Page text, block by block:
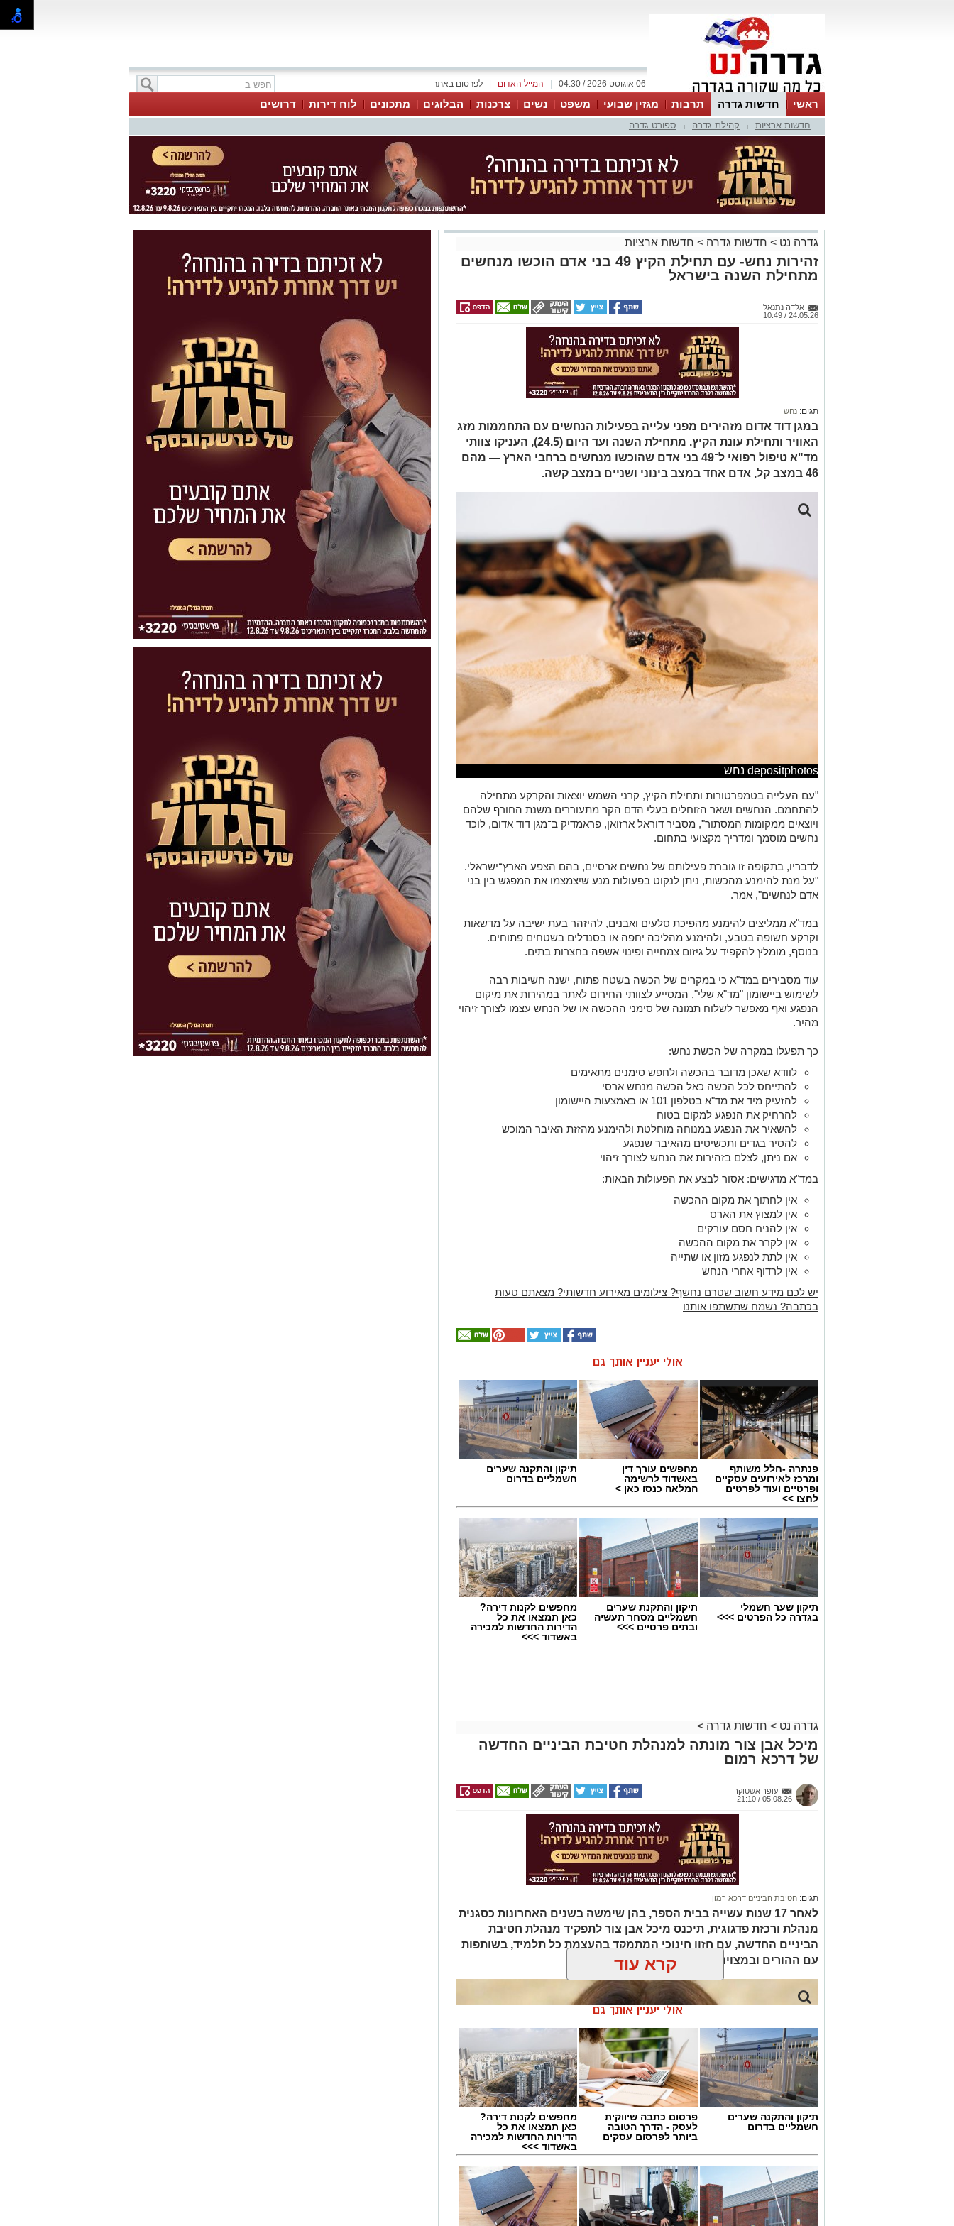
לפרסום באתר המייל האדום 06 אוגוסט 2026 / 04:30
ראשי חדשות גדרה תרבות מגזין שבועי משפט נשים צרכנות הבלוגים מתכונים לוח דירות דרושים
חדשות ארציות קהילת גדרה ספורט גדרה
גדרה נט > חדשות גדרה > חדשות ארציות
זהירות נחש- עם תחילת הקיץ 49 בני אדם הוכשו מנחשים
מתחילת השנה בישראל
אלדה נתנאל
24.05.26 / 10:49
תגים: נחש
במגן דוד אדום מזהירים מפני עלייה בפעילות הנחשים עם התחממות מזג
האוויר ותחילת עונת הקיץ. מתחילת השנה ועד היום (24.5), העניקו צוותי
מד"א טיפול רפואי ל־49 בני אדם שהוכשו מנחשים ברחבי הארץ — מהם
46 במצב קל, אדם אחד במצב בינוני ושניים במצב קשה.
depositphotos נחש
"עם העלייה בטמפרטורות ותחילת הקיץ, קרני השמש יוצאות והקרקע מתחילה
להתחמם. הנחשים ושאר הזוחלים בעלי הדם הקר מתעוררים משנת החורף שלהם
ויוצאים ממקומות המסתור", מסביר דוראל ארזואן, פראמדיק ב־מגן דוד אדום, לוכד
נחשים מוסמך ומדריך מקצועי בתחום.
לדבריו, בתקופה זו גוברת פעילותם של נחשים ארסיים, בהם הצפע הארץ־ישראלי.
"על מנת להימנע מהכשות, ניתן לנקוט בפעולות מנע שיצמצמו את המפגש בין בני
אדם לנחשים", אמר.
במד"א ממליצים להימנע מהפיכת סלעים ואבנים, להיזהר בעת ישיבה על מדשאות
וקרקע חשופה בטבע, ולהימנע מהליכה יחפה או בסנדלים בשטחים פתוחים.
בנוסף, מומלץ להקפיד על גיזום צמחייה ופינוי אשפה בחצרות בתים.
עוד מסבירים במד"א כי במקרים של הכשה בשטח פתוח, ישנה חשיבות רבה
לשימוש ביישומון "מד"א שלי", המסייע לצוותי החירום לאתר במהירות את מיקום
הנפגע ואף מאפשר לשלוח תמונה של סימני ההכשה או של הנחש עצמו לצורך זיהוי
מהיר.
כך תפעלו במקרה של הכשת נחש:
לוודא שאכן מדובר בהכשה ולחפש סימנים מתאימים
להתייחס לכל הכשה כאל הכשה מנחש ארסי
להזעיק מיד את מד"א בטלפון 101 או באמצעות היישומון
להרחיק את הנפגע למקום בטוח
להשאיר את הנפגע במנוחה מוחלטת ולהימנע מהזזת האיבר המוכש
להסיר בגדים ותכשיטים מהאיבר שנפגע
אם ניתן, לצלם בזהירות את הנחש לצורך זיהוי
במד"א מדגישים: אסור לבצע את הפעולות הבאות:
אין לחתוך את מקום ההכשה
אין למצוץ את הארס
אין להניח חסם עורקים
אין לקרר את מקום ההכשה
אין לתת לנפגע מזון או שתייה
אין לרדוף אחרי הנחש
יש לכם מידע חשוב שטרם נחשף? צילומים מאירוע חדשותי? מצאתם טעות
בכתבה? נשמח שתשתפו אותנו
אולי יעניין אותך גם
פנתרה -חלל משותף
ומרכז לאירועים עסקיים
ופרטיים ועוד לפרטים
לחצו >>
מחפשים עורך דין
באשדוד לרשימה
המלאה כנסו כאן >
תיקון והתקנה שערים
חשמליים בדרום
תיקון שער חשמלי
בגדרה כל הפרטים >>>
תיקון והתקנת שערים
חשמליים מסחר תעשיה
ובתים פרטיים >>>
מחפשים לקנות דירה?
כאן תמצאו את כל
הדירות החדשות למכירה
באשדוד >>>
גדרה נט > חדשות גדרה >
מיכל אבן צור מונתה למנהלת חטיבת הביניים החדשה
של דרכא רמום
עופר אשטוקר
05.08.26 / 21:10
תגים: חטיבת הביניים דרכא רמון
לאחר 17 שנות עשייה בבית הספר, בהן שימשה בשנים האחרונות כסגנית
מנהלת ורכזת פדגוגית, תיכנס מיכל אבן צור לתפקיד מנהלת חטיבת
הביניים החדשה, עם חזון חינוכי המתמקד בהעצמת כל תלמיד, בשותפות
עם ההורים ובמצוינות
קרא עוד
אולי יעניין אותך גם
תיקון והתקנה שערים
חשמליים בדרום
פרסום כתבה שיווקית
לעסק - הדרך הטובה
ביותר לפרסום עסקים
מחפשים לקנות דירה?
כאן תמצאו את כל
הדירות החדשות למכירה
באשדוד >>>